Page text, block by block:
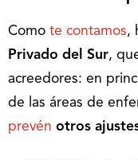
Como te contamos,
Privado del Sur,
acreedores: en
de las áreas de
prevén otros